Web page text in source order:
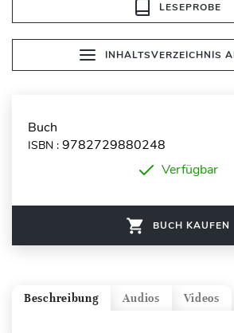
LESEPROBE
INHALTSVERZEICHNIS
Buch
ISBN : 9782729880248
Verfügbar
BUCH KAUFEN
Videos
Audios
Beschreibung